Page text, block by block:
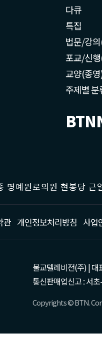
다큐
특집
법문/강
포교/신
교양(종
주제별 분
명예원로의원 현봉당
관 개인정보처리방침 사업
불교텔레비전(주) | 대
통신판매업신고 : 서
Copyrights © BTN.